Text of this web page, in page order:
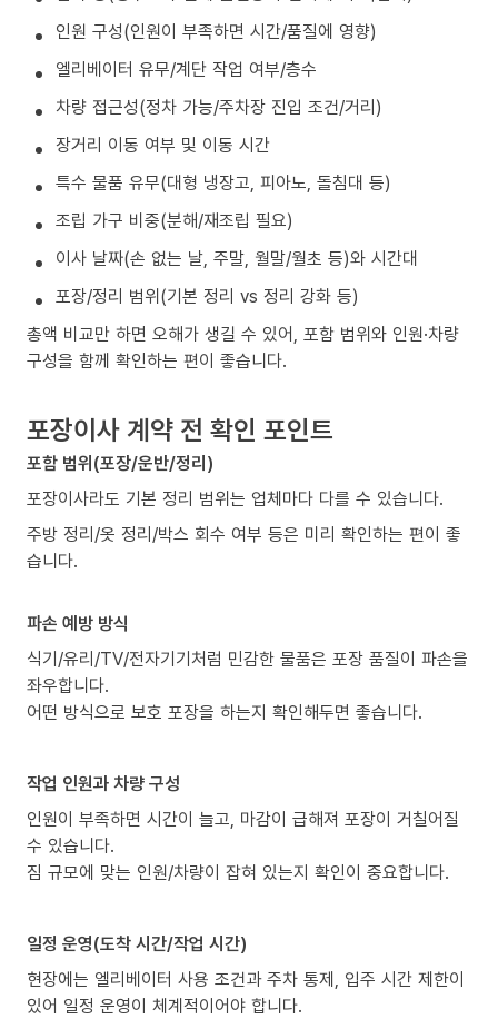
인원 구성(인원이 부족하면 시간/품질에 영향)
엘리베이터 유무/계단 작업 여부/층수
차량 접근성(정차 가능/주차장 진입 조건/거리)
장거리 이동 여부 및 이동 시간
특수 물품 유무(대형 냉장고, 피아노, 돌침대 등)
조립 가구 비중(분해/재조립 필요)
이사 날짜(손 없는 날, 주말, 월말/월초 등)와 시간대
포장/정리 범위(기본 정리 vs 정리 강화 등)
총액 비교만 하면 오해가 생길 수 있어, 포함 범위와 인원·차량
구성을 함께 확인하는 편이 좋습니다.
포장이사 계약 전 확인 포인트
포함 범위(포장/운반/정리)
포장이사라도 기본 정리 범위는 업체마다 다를 수 있습니다.
주방 정리/옷 정리/박스 회수 여부 등은 미리 확인하는 편이 좋
습니다.
파손 예방 방식
식기/유리/TV/전자기기처럼 민감한 물품은 포장 품질이 파손을
좌우합니다.
어떤 방식으로 보호 포장을 하는지 확인해두면 좋습니다.
작업 인원과 차량 구성
인원이 부족하면 시간이 늘고, 마감이 급해져 포장이 거칠어질
수 있습니다.
짐 규모에 맞는 인원/차량이 잡혀 있는지 확인이 중요합니다.
일정 운영(도착 시간/작업 시간)
현장에는 엘리베이터 사용 조건과 주차 통제, 입주 시간 제한이
있어 일정 운영이 체계적이어야 합니다.